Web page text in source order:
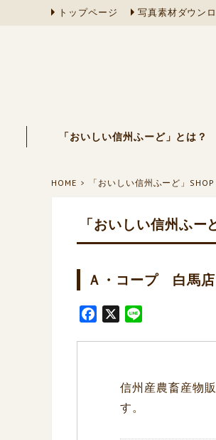
トップページ 写真素材ダウン
「おいしい信州ふーど」とは？
HOME 「おいしい信州ふーど」SHOP
「おいしい信州ふー
Ａ・コープ 白馬店
信州産農畜産物
す。